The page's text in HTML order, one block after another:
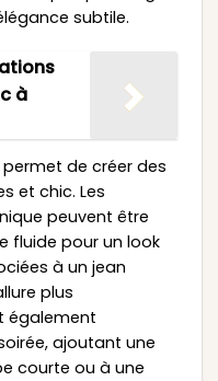
subtile.
à
de créer des
et chic. Les
peuvent être
fluide pour un look
à un jean
plus
également
ajoutant une
courte ou à une